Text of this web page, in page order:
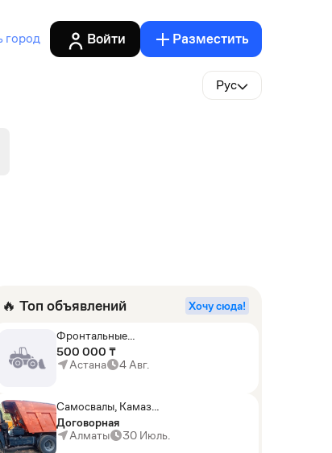
город Войти Разместить
Рус
🔥 Топ объявлений Хочу сюда!
Фронтальные
погрузчики,Экскаваторы-
погрузчики,Мини-
погрузчики,Горные
500 000 ₸
Астана
4 Авг.
Самосвалы, Камаз
АГП-29РТ (шасси
KАМАЗ-43114 6x6)
Договорная
Алматы
30 Июль.